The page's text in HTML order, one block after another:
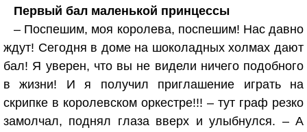
Первый бал маленькой принцессы
– Поспешим, моя королева, поспешим! Нас давно
ждут! Сегодня в доме на шоколадных холмах дают
бал! Я уверен, что вы не видели ничего подобного
в жизни! И я получил приглашение играть на
скрипке в королевском оркестре!!! – тут граф резко
замолчал, поднял глаза вверх и улыбнулся. – А